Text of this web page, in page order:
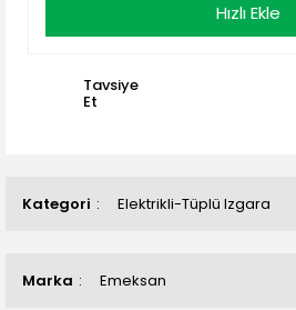
Kategori Elektrikli-Tüplü Izgara
Marka Emeksan
Hızlı Ekle
Tavsiye
Et